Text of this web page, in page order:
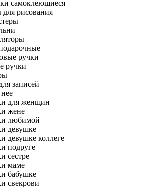
самоклеющиеся
для рисования
ручки
ручки
записей
для женщин
жене
любимой
девушке
девушке коллеге
подруге
сестре
маме
бабушке
свекрови